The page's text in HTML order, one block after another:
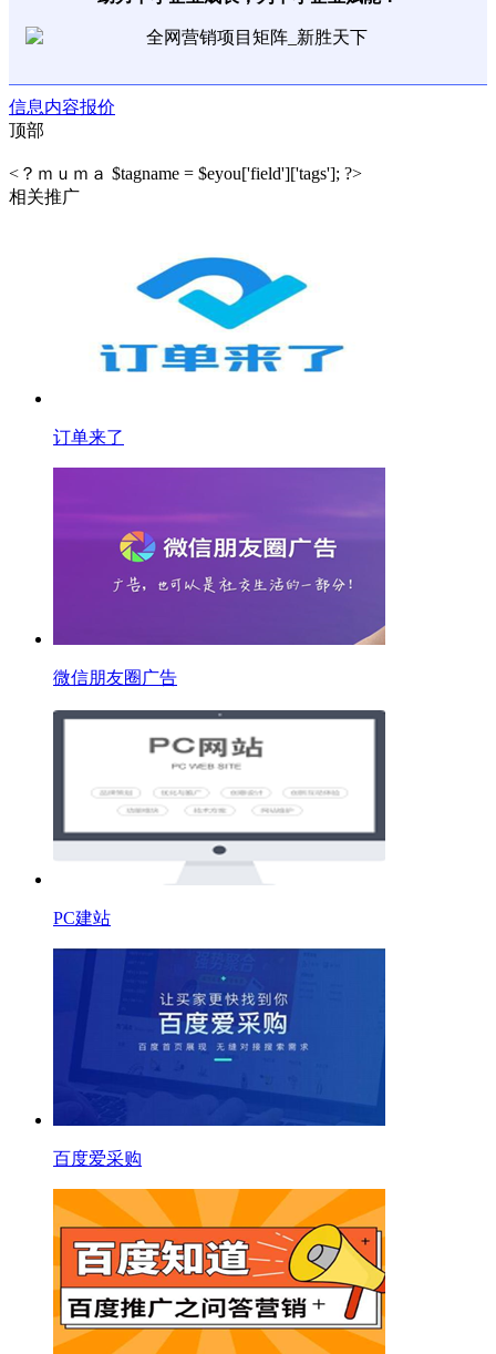
信息内容报价
顶部
<？ｍｕｍａ $tagname = $eyou['field']['tags']; ?>
相关推广
订单来了
微信朋友圈广告
PC建站
百度爱采购